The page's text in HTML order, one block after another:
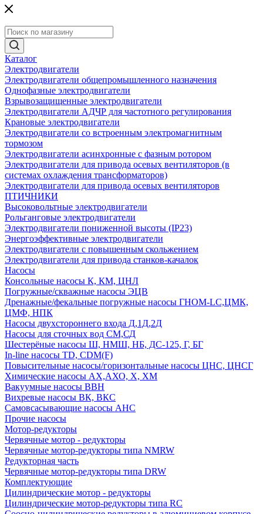
Каталог
Электродвигатели
Электродвигатели общепромышленного назначения
Однофазные электродвигатели
Взрывозащищенные электродвигатели
Электродвигатели АДЧР для частотного регулирования
Крановые электродвигатели
Электродвигатели со встроенным электромагнитным
тормозом
Электродвигатели асинхронные с фазным ротором
Электродвигатели для привода осевых вентиляторов (в
системах охлаждения трансформаторов)
Электродвигатели для привода осевых вентиляторов
ПТИЧНИКИ
Высоковольтные электродвигатели
Рольганговые электродвигатели
Электродвигатели пониженной высоты (IP23)
Энергоэффективные электродвигатели
Электродвигатели с повышенным скольжением
Электродвигатели для привода станков-качалок
Насосы
Консольные насосы К, КМ, ЦНЛ
Погружные/скважные насосы ЭЦВ
Дренажные/фекальные погружные насосы ГНОМ-LC,ЦМК,
ЦМФ, НПК
Насосы двухстороннего входа Д,1Д,2Д
Насосы для сточных вод СМ,СД
Шестерёные насосы Ш, НМШ, НБ, ДС-125, Г, БГ
In-line насосы TD, CDM(F)
Повысительные насосы/горизонтальные насосы ЦНС, ЦНСГ
Химические насосы АХ,АХО, Х, ХМ
Вакуумные насосы ВВН
Вихревые насосы ВК, ВКС
Самовсасывающие насосы АНС
Прочие насосы
Мотор-редукторы
Червячные мотор - редукторы
Червячные мотор-редукторы типа NMRW
Редукторная часть
Червячные мотор-редукторы типа DRW
Комплектующие
Цилиндрические мотор - редукторы
Цилиндрические мотор-редукторы типа RC